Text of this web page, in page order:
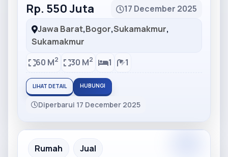
Rp. 550 Juta
17 December 2025
Jawa Barat,Bogor,Sukamakmur,
Sukamakmur
60 M2 30 M2 1 1
LIHAT DETAIL HUBUNGI
Diperbarui 17 December 2025
Partner Ad
Rumah Jual